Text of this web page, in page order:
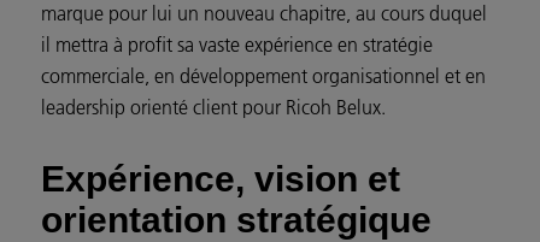
marque pour lui un nouveau chapitre, au cours duquel
il mettra à profit sa vaste expérience en stratégie
commerciale, en développement organisationnel et en
leadership orienté client pour Ricoh Belux.
Expérience, vision et
orientation stratégique